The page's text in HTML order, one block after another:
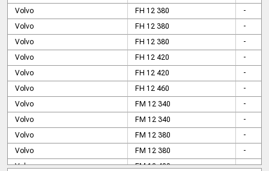
Volvo
FH 12 380
-
Volvo
FH 12 380
-
Volvo
FH 12 380
-
Volvo
FH 12 420
-
Volvo
FH 12 420
-
Volvo
FH 12 460
-
Volvo
FM 12 340
-
Volvo
FM 12 340
-
Volvo
FM 12 380
-
Volvo
FM 12 380
-
Volvo
FM 12 420
-